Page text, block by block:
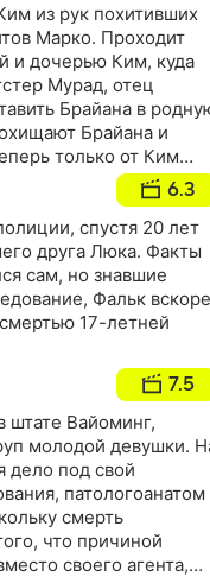
из рук похитивших
Марко. Проходит
и дочерью Ким, куда
Мурад, отец
Брайана в
Брайана и
только от Ким
6.3
спустя 20 лет
друга Люка. Факты
сам, но знавшие
Фальк вскоре
17-летней
7.5
штате Вайоминг,
молодой девушки.
под свой
патологоанатом
смерть
что причиной
своего агента,